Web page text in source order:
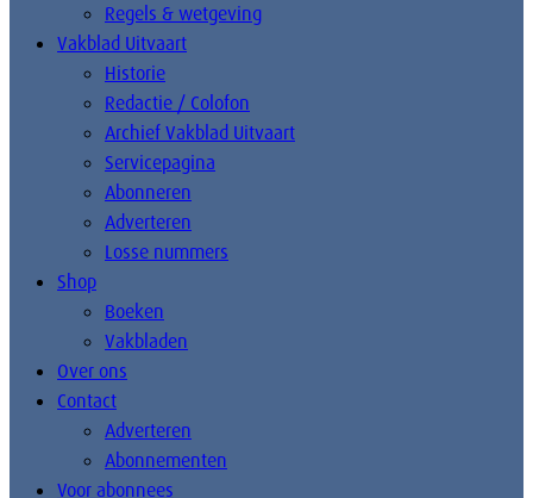
Regels & wetgeving
Vakblad Uitvaart
Historie
Redactie / Colofon
Archief Vakblad Uitvaart
Servicepagina
Abonneren
Adverteren
Losse nummers
Shop
Boeken
Vakbladen
Over ons
Contact
Adverteren
Abonnementen
Voor abonnees